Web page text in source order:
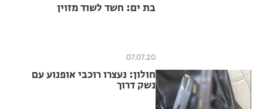
בת ים: חשד לשוד מזוין
07.07.20
חולון: נעצרו רוכבי אופנוע עם
נשק דרוך